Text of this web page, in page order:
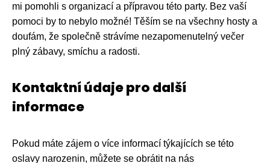
mi pomohli s organizací a přípravou této party. Bez vaší
pomoci by to nebylo možné! Těším se na všechny hosty a
doufám, že společně strávíme nezapomenutelný večer
plný zábavy, smíchu a radosti.
Kontaktní údaje pro další
informace
Pokud máte zájem o více informací týkajících se této
oslavy narozenin, můžete se obrátit na nás